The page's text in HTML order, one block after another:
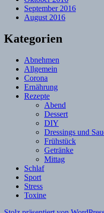
September 2016
August 2016
Kategorien
Abnehmen
Allgemein
Corona
Ernährung
Rezepte
Abend
Dessert
DIY
Dressings und
Frühstück
Getränke
Mittag
Schlaf
Sport
Stress
Toxine